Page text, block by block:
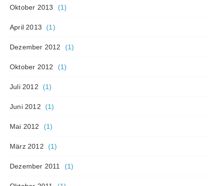
Oktober 2013 (1)
April 2013 (1)
Dezember 2012 (1)
Oktober 2012 (1)
Juli 2012 (1)
Juni 2012 (1)
Mai 2012 (1)
März 2012 (1)
Dezember 2011 (1)